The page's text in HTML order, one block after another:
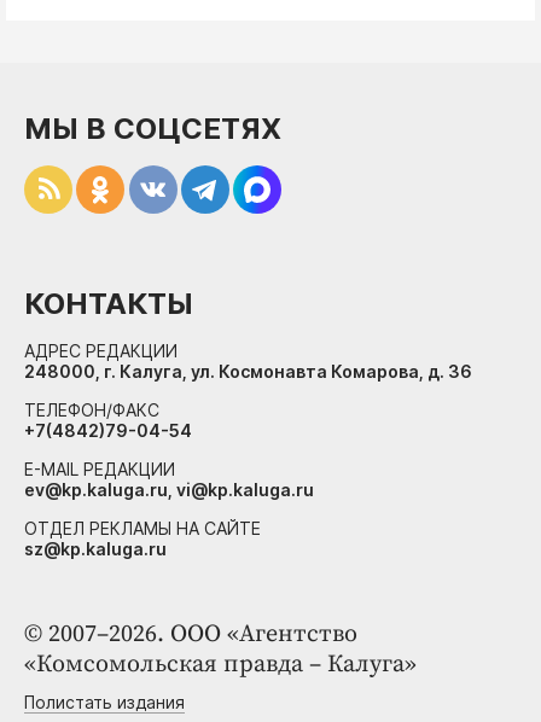
© 2007–2026. ООО «Агентство
«Комсомольская правда – Калуга»
Полистать издания
МЫ В СОЦСЕТЯХ
КОНТАКТЫ
АДРЕС РЕДАКЦИИ
248000, г. Калуга, ул. Космонавта Комарова, д. 36
ТЕЛЕФОН/ФАКС
+7(4842)79-04-54
E-MAIL РЕДАКЦИИ
ev@kp.kaluga.ru, vi@kp.kaluga.ru
ОТДЕЛ РЕКЛАМЫ НА САЙТЕ
sz@kp.kaluga.ru